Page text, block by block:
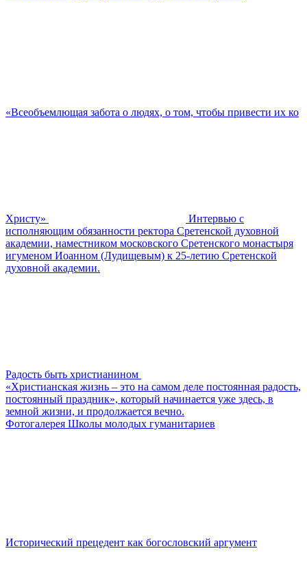
«Всеобъемлющая забота о людях, о том, чтобы привести их ко
Христу»
Интервью с
исполняющим обязанности ректора Сретенской духовной
академии, наместником московского Сретенского монастыря
игуменом Иоанном (Лудищевым) к 25-летию Сретенской
духовной академии.
Радость быть христианином
«Христианская жизнь – это на самом деле постоянная радость,
постоянный праздник», который начинается уже здесь, в
земной жизни, и продолжается вечно.
Фотогалерея Школы молодых гуманитариев
Исторический прецедент как богословский аргумент